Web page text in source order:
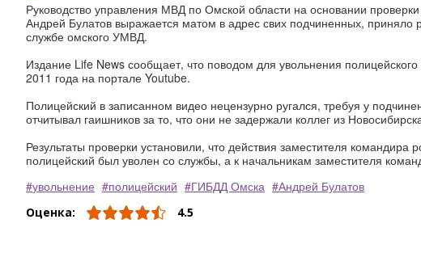
Руководство управления МВД по Омской области на основании
Андрей Булатов выражается матом в адрес свих подчиненных,
службе омского УМВД.
Издание Life News сообщает, что поводом для увольнения
2011 года на портале Youtube.
Полицейский в записанном видео нецензурно ругался, требуя у
отчитывал гаишников за то, что они не задержали коллег из
Результаты проверки установили, что действия заместителя
полицейский был уволен со службы, а к начальникам заместителя
увольнение
полицейский ГИБДД Омска Андрей Булатов
Оценка: 4.5